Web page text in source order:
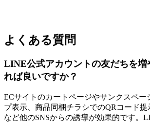
よくある質問
LINE公式アカウントの友だちを増
れば良いですか？
ECサイトのカートページやサンクスペー
プ表示、商品同梱チラシでのQRコード提
など他のSNSからの誘導が効果的です。